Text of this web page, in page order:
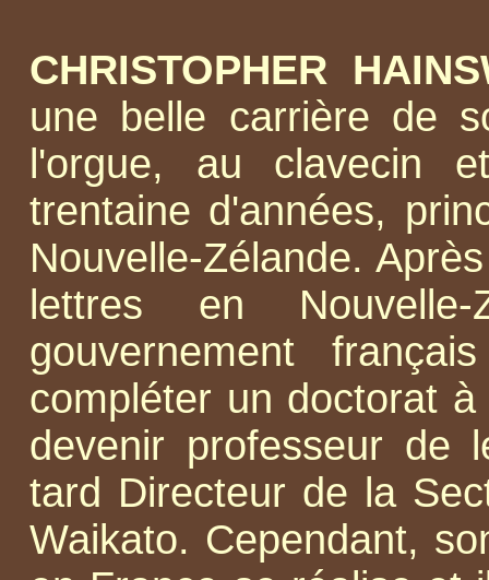
CHRISTOPHER
une belle carrière de
l'orgue, au clavecin
trentaine d'années,
Nouvelle-Zélande.
lettres en
gouvernement
compléter un doctorat à
devenir professeur de
tard Directeur de la
Waikato. Cependant,